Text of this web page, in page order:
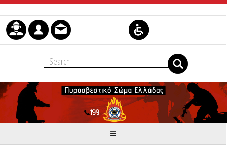
Μετάβαση στο περιεχόμενο